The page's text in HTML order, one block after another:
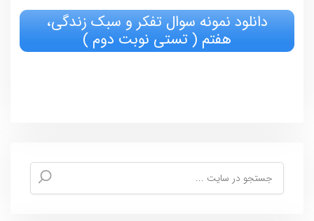
دانلود نمونه سوال تفکر و سبک زندگی،
هفتم ( تستی نوبت دوم )